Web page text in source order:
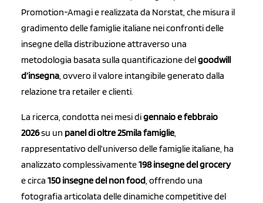
Promotion-Amagi e realizzata da Norstat, che misura il
gradimento delle famiglie italiane nei confronti delle
insegne della distribuzione attraverso una
metodologia basata sulla quantificazione delgoodwill
d’insegna, ovvero il valore intangibile generato dalla
relazione tra retailer e clienti.
La ricerca, condotta nei mesi digennaio e febbraio
2026su un panel di oltre 25mila famiglie,
rappresentativo dell’universo delle famiglie italiane, ha
analizzato complessivamente198 insegne del grocery
e circa 150 insegne del non food, offrendo una
fotografia articolata delle dinamiche competitive del